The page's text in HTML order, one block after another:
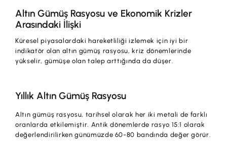
Altın Gümüş Rasyosu ve Ekonomik Krizler
Arasındaki İlişki
Küresel piyasalardaki hareketliliği izlemek için iyi bir
indikatör olan altın gümüş rasyosu, kriz dönemlerinde
yükselir, gümüşe olan talep arttığında da düşer.
Yıllık Altın Gümüş Rasyosu
Altın gümüş rasyosu, tarihsel olarak her iki metali de farklı
oranlarda etkilemiştir. Antik dönemlerde rasyo 15:1 olarak
değerlendirilirken günümüzde 60-80 bandında değer görür.